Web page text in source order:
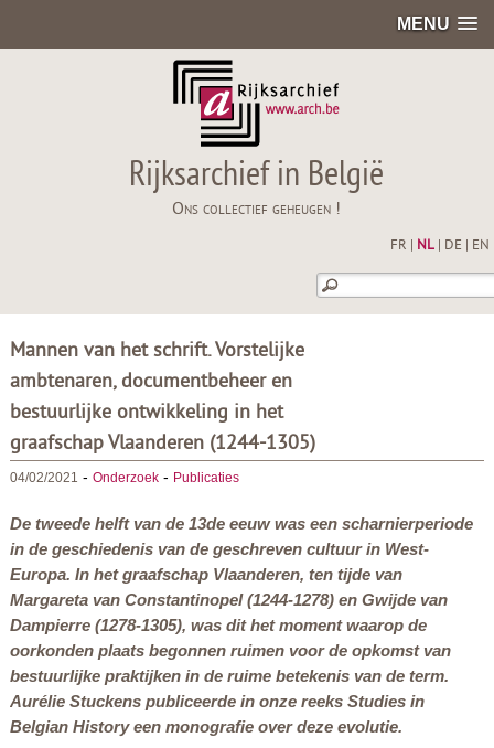
MENU
Rijksarchief in België
Ons collectief geheugen !
FR NL| DE EN
Mannen van het schrift. Vorstelijke
ambtenaren, documentbeheer en
bestuurlijke ontwikkeling in het
graafschap Vlaanderen (1244-1305)
04/02/2021 - Onderzoek- Publicaties
De tweede helft van de 13de eeuw was een scharnierperiode
in de geschiedenis van de geschreven cultuur in West-
Europa. In het graafschap Vlaanderen, ten tijde van
Margareta van Constantinopel (1244-1278) en Gwijde van
Dampierre (1278-1305), was dit het moment waarop de
oorkonden plaats begonnen ruimen voor de opkomst van
bestuurlijke praktijken in de ruime betekenis van de term.
Aurélie Stuckens publiceerde in onze reeks Studies in
Belgian Historyeen monografie over deze evolutie.